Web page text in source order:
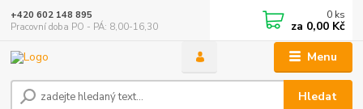
Menu
Hledat
+420 602 148 895
Pracovní doba PO - PÁ: 8,00-16,30
0 ks
za 0,00 Kč